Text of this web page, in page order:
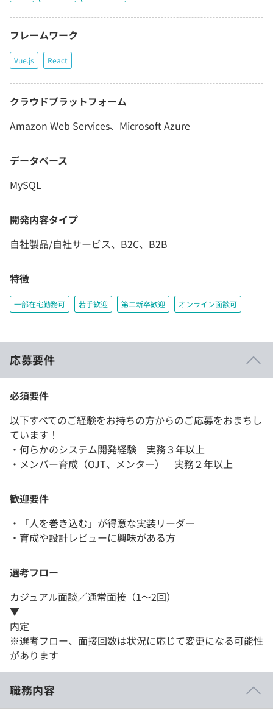
フレームワーク
Vue.js React
クラウドプラットフォーム
Amazon Web Services、Microsoft Azure
データベース
MySQL
開発内容タイプ
自社製品/自社サービス、B2C、B2B
特徴
一部在宅勤務可 若手歓迎 第二新卒歓迎 オンライン面談可
応募要件
必須要件
以下すべてのご経験をお持ちの方からのご応募をおまちし
ています！
・何らかのシステム開発経験 実務３年以上
・メンバー育成（OJT、メンター） 実務２年以上
歓迎要件
・「人を巻き込む」が得意な実装リーダー
・育成や設計レビューに興味がある方
選考フロー
カジュアル面談／通常面接（1～2回）
▼
内定
※選考フロー、面接回数は状況に応じて変更になる可能性
があります
職務内容